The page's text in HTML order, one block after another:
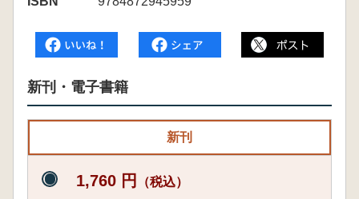
新刊・電子書籍
新刊
1,760 円 （税込）